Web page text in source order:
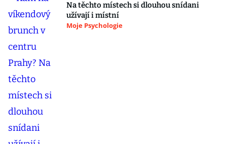
Na těchto místech si dlouhou snídani
užívají i místní
Moje Psychologie